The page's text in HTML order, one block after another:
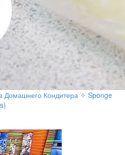
Домашнего Кондитера ✧ Sponge